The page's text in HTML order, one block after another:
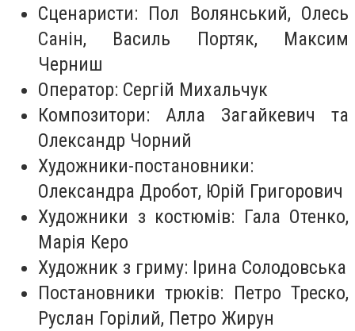
Сценаристи: Пол Волянський, Олесь
Санін, Василь Портяк, Максим
Черниш
Оператор: Сергій Михальчук
Композитори: Алла Загайкевич та
Олександр Чорний
Художники-постановники:
Олександра Дробот, Юрій Григорович
Художники з костюмів: Гала Отенко,
Марія Керо
Художник з гриму: Ірина Солодовська
Постановники трюків: Петро Треско,
Руслан Горілий, Петро Жирун